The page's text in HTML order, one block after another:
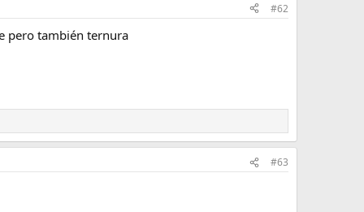
#62
pero también ternura
#63